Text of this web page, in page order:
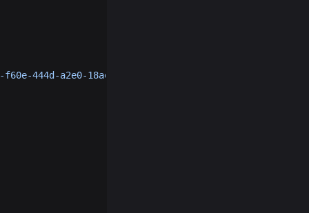
444d-a2e0-18ae743add33.jpeg"